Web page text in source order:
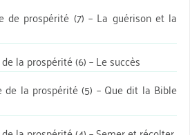
de prospérité (7) – La guérison et la
la prospérité (6) – Le succès
de la prospérité (5) – Que dit la Bible